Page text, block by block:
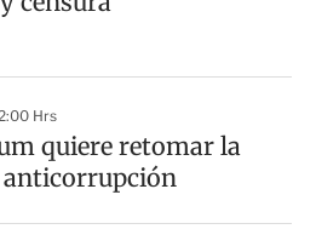
Hrs
quiere retomar la
anticorrupción